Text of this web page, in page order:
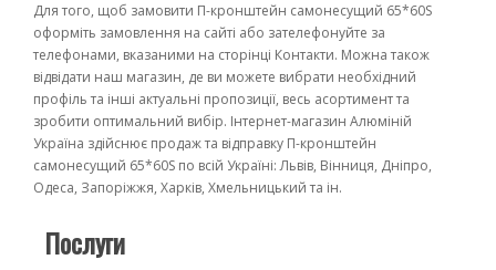
Для того, щоб замовити П-кронштейн самонесущий 65*60S
оформіть замовлення на сайті або зателефонуйте за
телефонами, вказаними на сторінці Контакти. Можна також
відвідати наш магазин, де ви можете вибрати необхідний
профіль та інші актуальні пропозиції, весь асортимент та
зробити оптимальний вибір. Інтернет-магазин Алюміній
Україна здійснює продаж та відправку П-кронштейн
самонесущий 65*60S по всій Україні: Львів, Вінниця, Дніпро,
Одеса, Запоріжжя, Харків, Хмельницький та ін.
Послуги